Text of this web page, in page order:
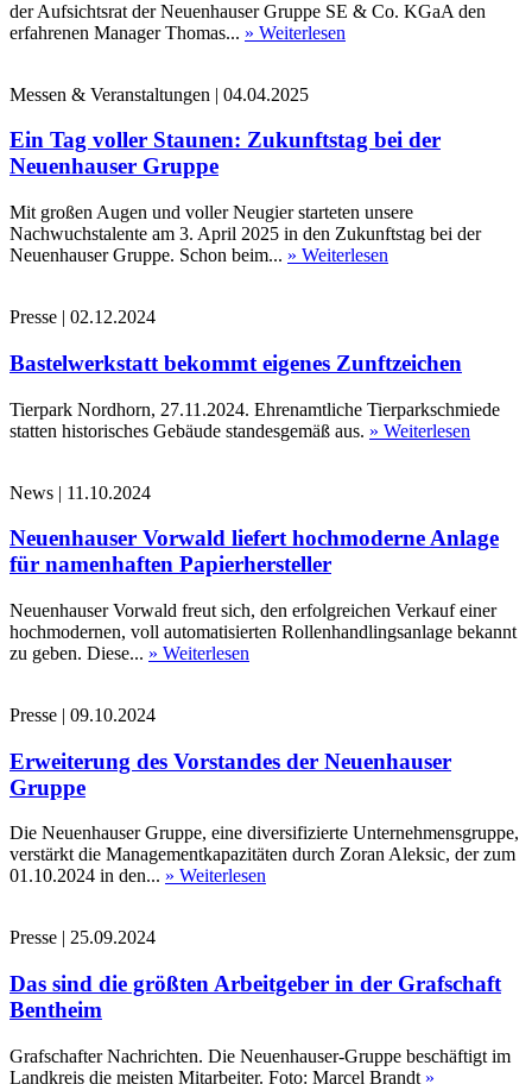
der Aufsichtsrat der Neuenhauser Gruppe SE & Co. KGaA den
erfahrenen Manager Thomas... » Weiterlesen
Messen & Veranstaltungen | 04.04.2025
Ein Tag voller Staunen: Zukunftstag bei der
Neuenhauser Gruppe
Mit großen Augen und voller Neugier starteten unsere
Nachwuchstalente am 3. April 2025 in den Zukunftstag bei der
Neuenhauser Gruppe. Schon beim... » Weiterlesen
Presse | 02.12.2024
Bastelwerkstatt bekommt eigenes Zunftzeichen
Tierpark Nordhorn, 27.11.2024. Ehrenamtliche Tierparkschmiede
statten historisches Gebäude standesgemäß aus. » Weiterlesen
News | 11.10.2024
Neuenhauser Vorwald liefert hochmoderne Anlage
für namenhaften Papierhersteller
Neuenhauser Vorwald freut sich, den erfolgreichen Verkauf einer
hochmodernen, voll automatisierten Rollenhandlingsanlage bekannt
zu geben. Diese... » Weiterlesen
Presse | 09.10.2024
Erweiterung des Vorstandes der Neuenhauser
Gruppe
Die Neuenhauser Gruppe, eine diversifizierte Unternehmensgruppe,
verstärkt die Managementkapazitäten durch Zoran Aleksic, der zum
01.10.2024 in den... » Weiterlesen
Presse | 25.09.2024
Das sind die größten Arbeitgeber in der Grafschaft
Bentheim
Grafschafter Nachrichten. Die Neuenhauser-Gruppe beschäftigt im
Landkreis die meisten Mitarbeiter. Foto: Marcel Brandt »